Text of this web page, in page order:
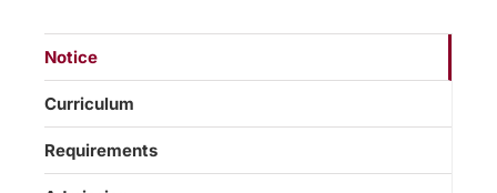
Notice
Curriculum
Requirements